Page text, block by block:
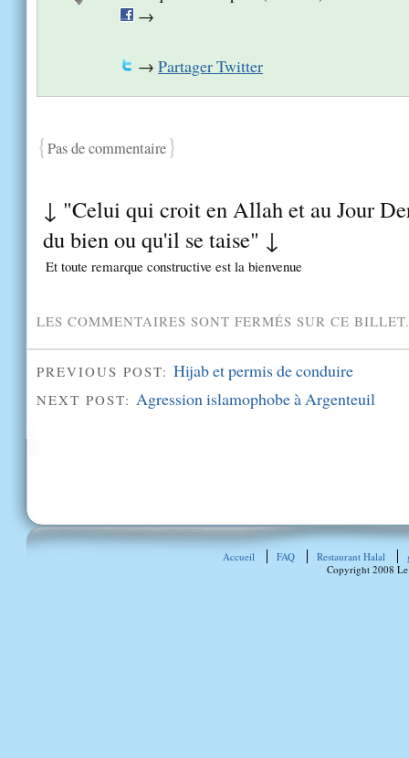
→
→ Partager Twitter
{Pas de commentaire}
↓ "Celui qui croit en Allah et au Jour
du bien ou qu'il se taise" ↓
Et toute remarque constructive est la bienvenue
LES COMMENTAIRES SONT FERMÉS SUR CE BILLET.
PREVIOUS POST: Hijab et permis de conduire
NEXT POST: Agression islamophobe à Argenteuil
Accueil FAQ Restaurant Halal
Copyright 2008